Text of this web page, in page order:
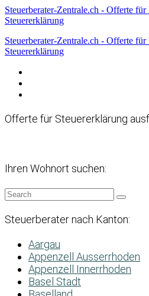
Steuerberater-Zentrale.ch - Offerte
Steuererklärung
Steuerberater-Zentrale.ch - Offerte
Steuererklärung
Offerte für Steuererklärung
Ihren Wohnort suchen:
Steuerberater nach Kanton:
Aargau
Appenzell Ausserrhoden
Appenzell Innerrhoden
Basel Stadt